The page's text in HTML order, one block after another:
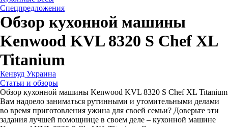
Спецпредложения
Обзор кухонной машины
Kenwood KVL 8320 S Chef XL
Titanium
Кенвуд Украина
Статьи и обзоры
Обзор кухонной машины Kenwood KVL 8320 S Chef XL Titanium
Вам надоело заниматься рутинными и утомительными делами
во время приготовления ужина для своей семьи? Доверьте эти
задания лучшей помощнице в своем деле – кухонной машине